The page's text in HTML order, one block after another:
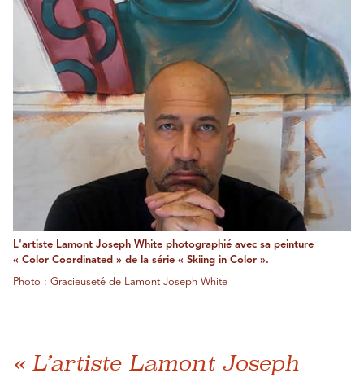
L'artiste Lamont Joseph White photographié avec sa peinture
« Color Coordinated » de la série « Skiing in Color ».
Photo : Gracieuseté de Lamont Joseph White
« L’artiste Lamont Joseph